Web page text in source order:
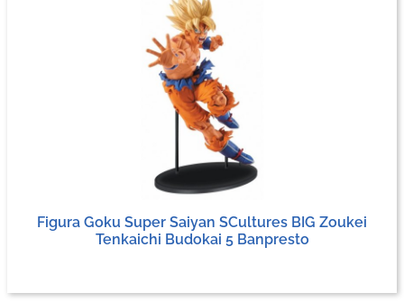
Figura Goku Super Saiyan SCultures BIG Zoukei
Tenkaichi Budokai 5 Banpresto